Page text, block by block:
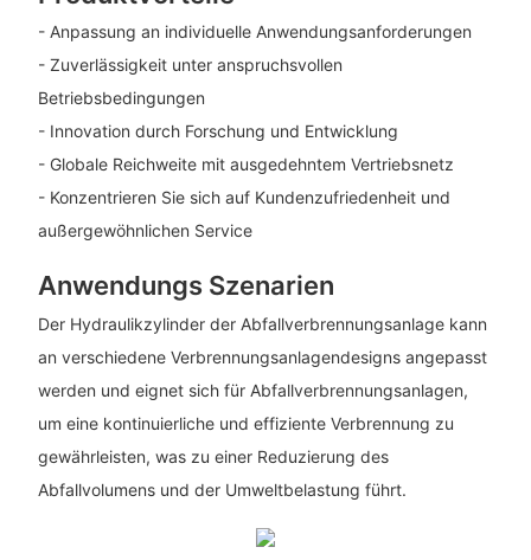
- Anpassung an individuelle Anwendungsanforderungen
- Zuverlässigkeit unter anspruchsvollen
Betriebsbedingungen
- Innovation durch Forschung und Entwicklung
- Globale Reichweite mit ausgedehntem Vertriebsnetz
- Konzentrieren Sie sich auf Kundenzufriedenheit und
außergewöhnlichen Service
Anwendungs Szenarien
Der Hydraulikzylinder der Abfallverbrennungsanlage kann
an verschiedene Verbrennungsanlagendesigns angepasst
werden und eignet sich für Abfallverbrennungsanlagen,
um eine kontinuierliche und effiziente Verbrennung zu
gewährleisten, was zu einer Reduzierung des
Abfallvolumens und der Umweltbelastung führt.